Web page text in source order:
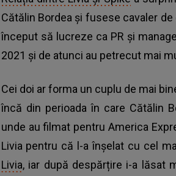
Cătălin Bordea și fusese cavaler
început să lucreze ca PR și
2021 și de atunci au petrecut mai
Cei doi ar forma un cuplu de mai
încă din perioada în care Cătălin
unde au filmat pentru America
Livia pentru că l-a înșelat cu cel
Livia, iar după despărțire i-a lăsat